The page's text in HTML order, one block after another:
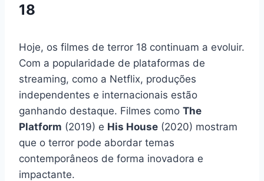
18
Hoje, os filmes de terror 18 continuam a evoluir.
Com a popularidade de plataformas de
streaming, como a Netflix, produções
independentes e internacionais estão
ganhando destaque. Filmes como The
Platform (2019) e His House (2020) mostram
que o terror pode abordar temas
contemporâneos de forma inovadora e
impactante.